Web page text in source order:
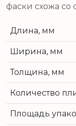
фаски схожа со
Длина, мм
Ширина, мм
Толщина, мм
Количество
Площадь